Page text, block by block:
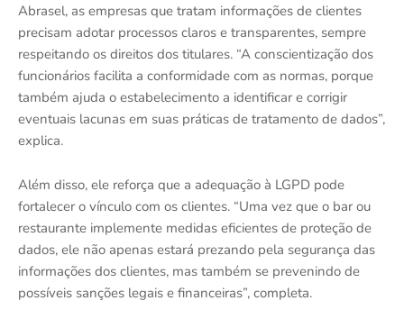
Abrasel, as empresas que tratam informações de clientes
precisam adotar processos claros e transparentes, sempre
respeitando os direitos dos titulares. “A conscientização dos
funcionários facilita a conformidade com as normas, porque
também ajuda o estabelecimento a identificar e corrigir
eventuais lacunas em suas práticas de tratamento de dados”,
explica.
Além disso, ele reforça que a adequação à LGPD pode
fortalecer o vínculo com os clientes. “Uma vez que o bar ou
restaurante implemente medidas eficientes de proteção de
dados, ele não apenas estará prezando pela segurança das
informações dos clientes, mas também se prevenindo de
possíveis sanções legais e financeiras”, completa.